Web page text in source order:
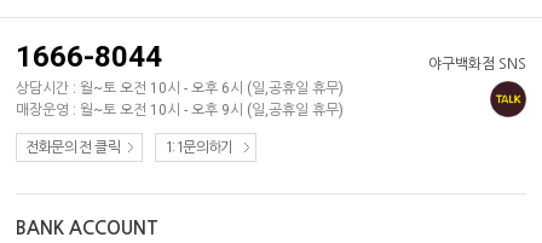
야구백화점 SNS
1666-8044
상담시간 : 월~토 오전 10시 - 오후 6시 (일,공휴일 휴무)
매장운영 : 월~토 오전 10시 - 오후 9시 (일,공휴일 휴무)
전화문의 전 클릭 1:1문의하기
BANK ACCOUNT